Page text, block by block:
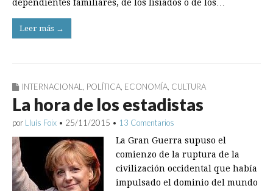
dependientes familiares, de los lisiados o de los…
Leer más →
INTERNACIONAL POLÍTICA ECONOMÍA CULTURA
La hora de los estadistas
por Lluís Foix • 25/11/2015 • 13 Comentarios
La Gran Guerra supuso el
comienzo de la ruptura de la
civilización occidental que había
impulsado el dominio del mundo